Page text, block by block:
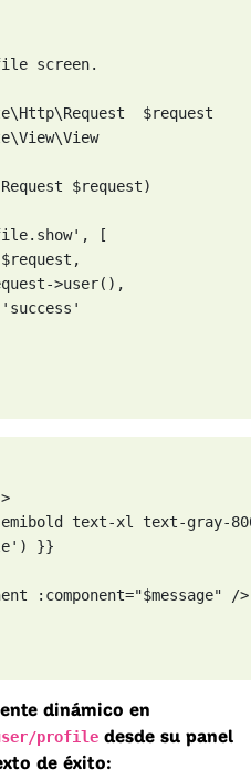
screen.
$request
$request)
[
>user(),
text-xl text-gray-
}}
:component="$message" />
dinámico en
profile desde su panel
de éxito: